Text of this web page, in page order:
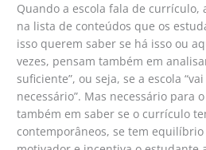
Quando a escola fala de currículo,
na lista de conteúdos que os
isso querem saber se há isso ou
vezes, pensam também em
suficiente”, ou seja, se a escola
necessário”. Mas necessário para
também em saber se o currículo
contemporâneos, se tem equilíbrio